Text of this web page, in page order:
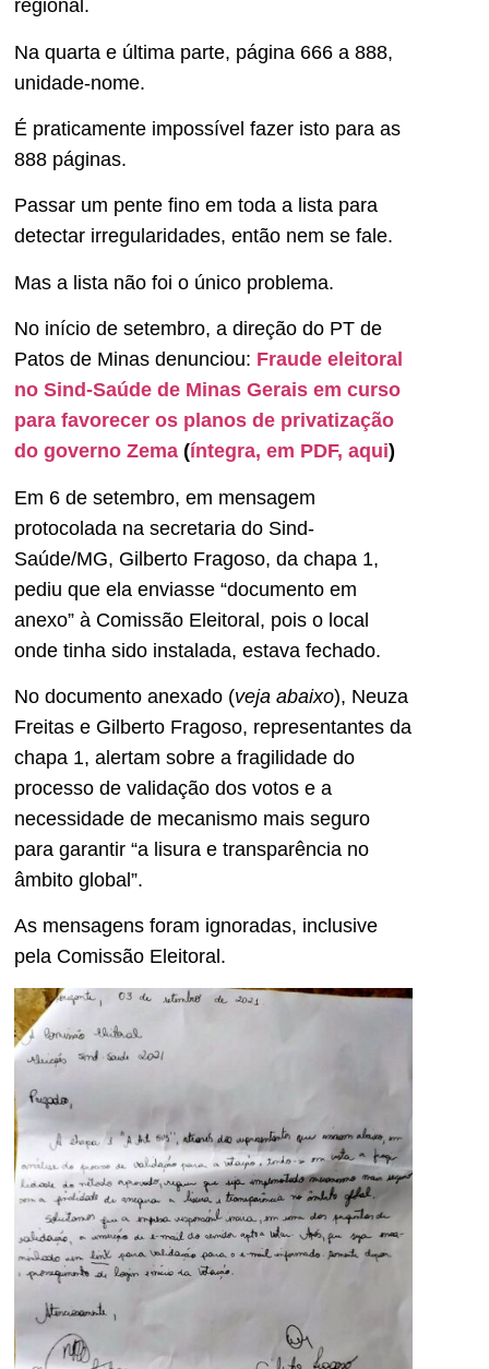
regional.
Na quarta e última parte, página 666 a 888,
unidade-nome.
É praticamente impossível fazer isto para as
888 páginas.
Passar um pente fino em toda a lista para
detectar irregularidades, então nem se fale.
Mas a lista não foi o único problema.
No início de setembro, a direção do PT de
Patos de Minas denunciou: Fraude eleitoral
no Sind-Saúde de Minas Gerais em curso
para favorecer os planos de privatização
do governo Zema (íntegra, em PDF, aqui)
Em 6 de setembro, em mensagem
protocolada na secretaria do Sind-
Saúde/MG, Gilberto Fragoso, da chapa 1,
pediu que ela enviasse “documento em
anexo” à Comissão Eleitoral, pois o local
onde tinha sido instalada, estava fechado.
No documento anexado (veja abaixo), Neuza
Freitas e Gilberto Fragoso, representantes da
chapa 1, alertam sobre a fragilidade do
processo de validação dos votos e a
necessidade de mecanismo mais seguro
para garantir “a lisura e transparência no
âmbito global”.
As mensagens foram ignoradas, inclusive
pela Comissão Eleitoral.